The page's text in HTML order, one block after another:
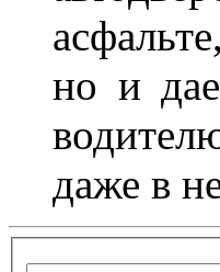
но и
даже в